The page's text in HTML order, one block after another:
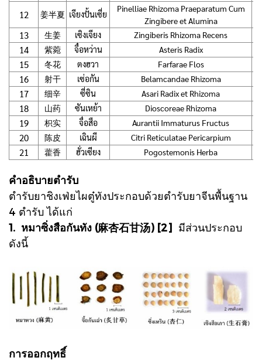
12 姜半夏 เจียงปั้นเซี่ย
Pinelliae Rhizoma Praeparatum Cum
Zingibere et Alumina
13 生姜 เซิงเจียง Zingiberis Rhizoma Recens
14 紫菀 จื๋อหว่าน Asteris Radix
15 冬花 ตงฮวา Farfarae Flos
16 射干 เซ่อกัน Belamcandae Rhizoma
17 细辛 ซี่ซิน Asari Radix et Rhizoma
18 山药 ซันเหย้า Dioscoreae Rhizoma
19 枳实 จื่อสือ Aurantii Immaturus Fructus
20 陈皮 เฉินผี Citri Reticulatae Pericarpium
21 藿香 ฮั่วเซียง Pogostemonis Herba
คำอธิบายตำรับ
ตำรับยาชิงเฟ่ยไผตู๋ทังประกอบด้วยตำรับยาจีนพื้นฐาน
4 ตำรับ ได้แก่
1. หมาซิ่งสือกันทัง (麻杏石甘汤) [2] มีส่วนประกอบ
ดังนี้
การออกฤทธิ์